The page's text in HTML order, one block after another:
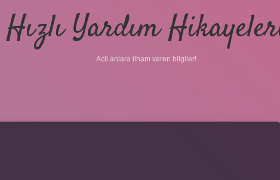
Hızlı Yardım
Acil anlara ilham veren bilgiler!